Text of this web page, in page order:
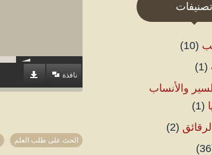
نافذة
الحث على طلب العلم
تصنيفات
(10)
(1)
والأنساب
(1)
(2)